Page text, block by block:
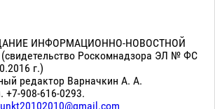
ИНФОРМАЦИОННО-НОВОСТНОЙ
Роскомнадзора ЭЛ № ФС
г.)
редактор Варначкин А. А.
+7-908-616-0293.